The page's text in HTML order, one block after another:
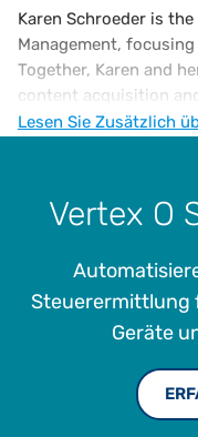
Karen Schroeder is
Management,
Together, Karen and
content acquisition
establish and manage
Karen is a CPA and
State University.
Lesen Sie Zusätzlich
Vertex O
Steuerermittlung
Geräte